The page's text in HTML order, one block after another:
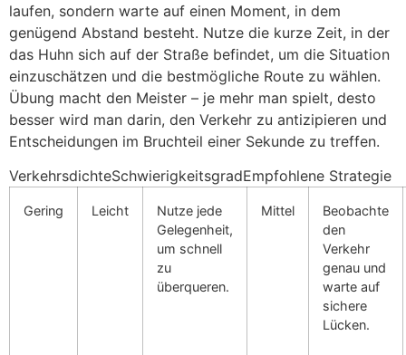
laufen, sondern warte auf einen Moment, in dem
genügend Abstand besteht. Nutze die kurze Zeit, in der
das Huhn sich auf der Straße befindet, um die Situation
einzuschätzen und die bestmögliche Route zu wählen.
Übung macht den Meister – je mehr man spielt, desto
besser wird man darin, den Verkehr zu antizipieren und
Entscheidungen im Bruchteil einer Sekunde zu treffen.
VerkehrsdichteSchwierigkeitsgradEmpfohlene Strategie
Gering Leicht
Nutze jede
Gelegenheit,
um schnell
zu
überqueren.
Mittel
Beobachte
den
Verkehr
genau und
warte auf
sichere
Lücken.